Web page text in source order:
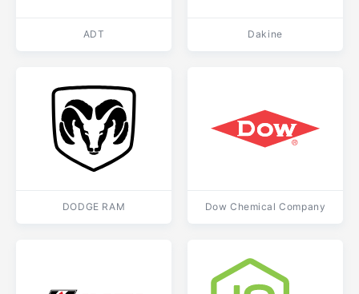
ADT Dakine
DODGE RAM Dow Chemical Company